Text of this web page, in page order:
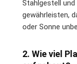
Stahlgestell
gewährleisten,
oder Sonne
2. Wie viel